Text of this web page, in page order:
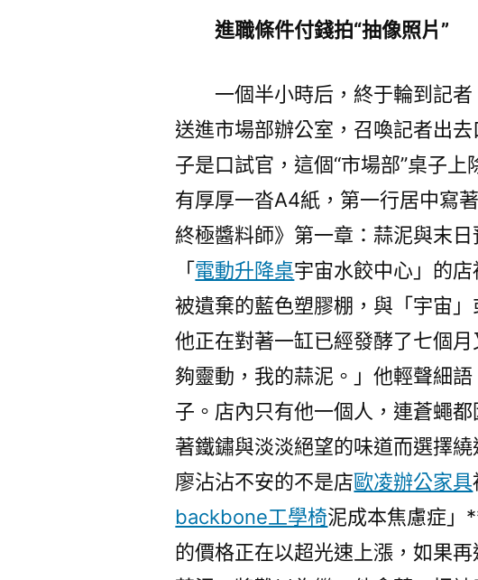
進職條件付錢拍“抽像照片”
一個半小時后，終于輪到記
送進市場部辦公室，召喚記者出
子是口試官，這個“市場部”桌子
有厚厚一沓A4紙，第一行居中寫
終極醬料師》第一章：蒜泥與末
「電動升降桌宇宙水餃中心」的
被遺棄的藍色塑膠棚，與「宇宙
他正在對著一缸已經發酵了七個
夠靈動，我的蒜泥。」他輕聲細
子。店內只有他一個人，連蒼蠅
著鐵鏽與淡淡絕望的味道而選擇
廖沾沾不安的不是店歐凌辦公家具
backbone工學椅泥成本焦慮症」
的價格正在以超光速上漲，如果